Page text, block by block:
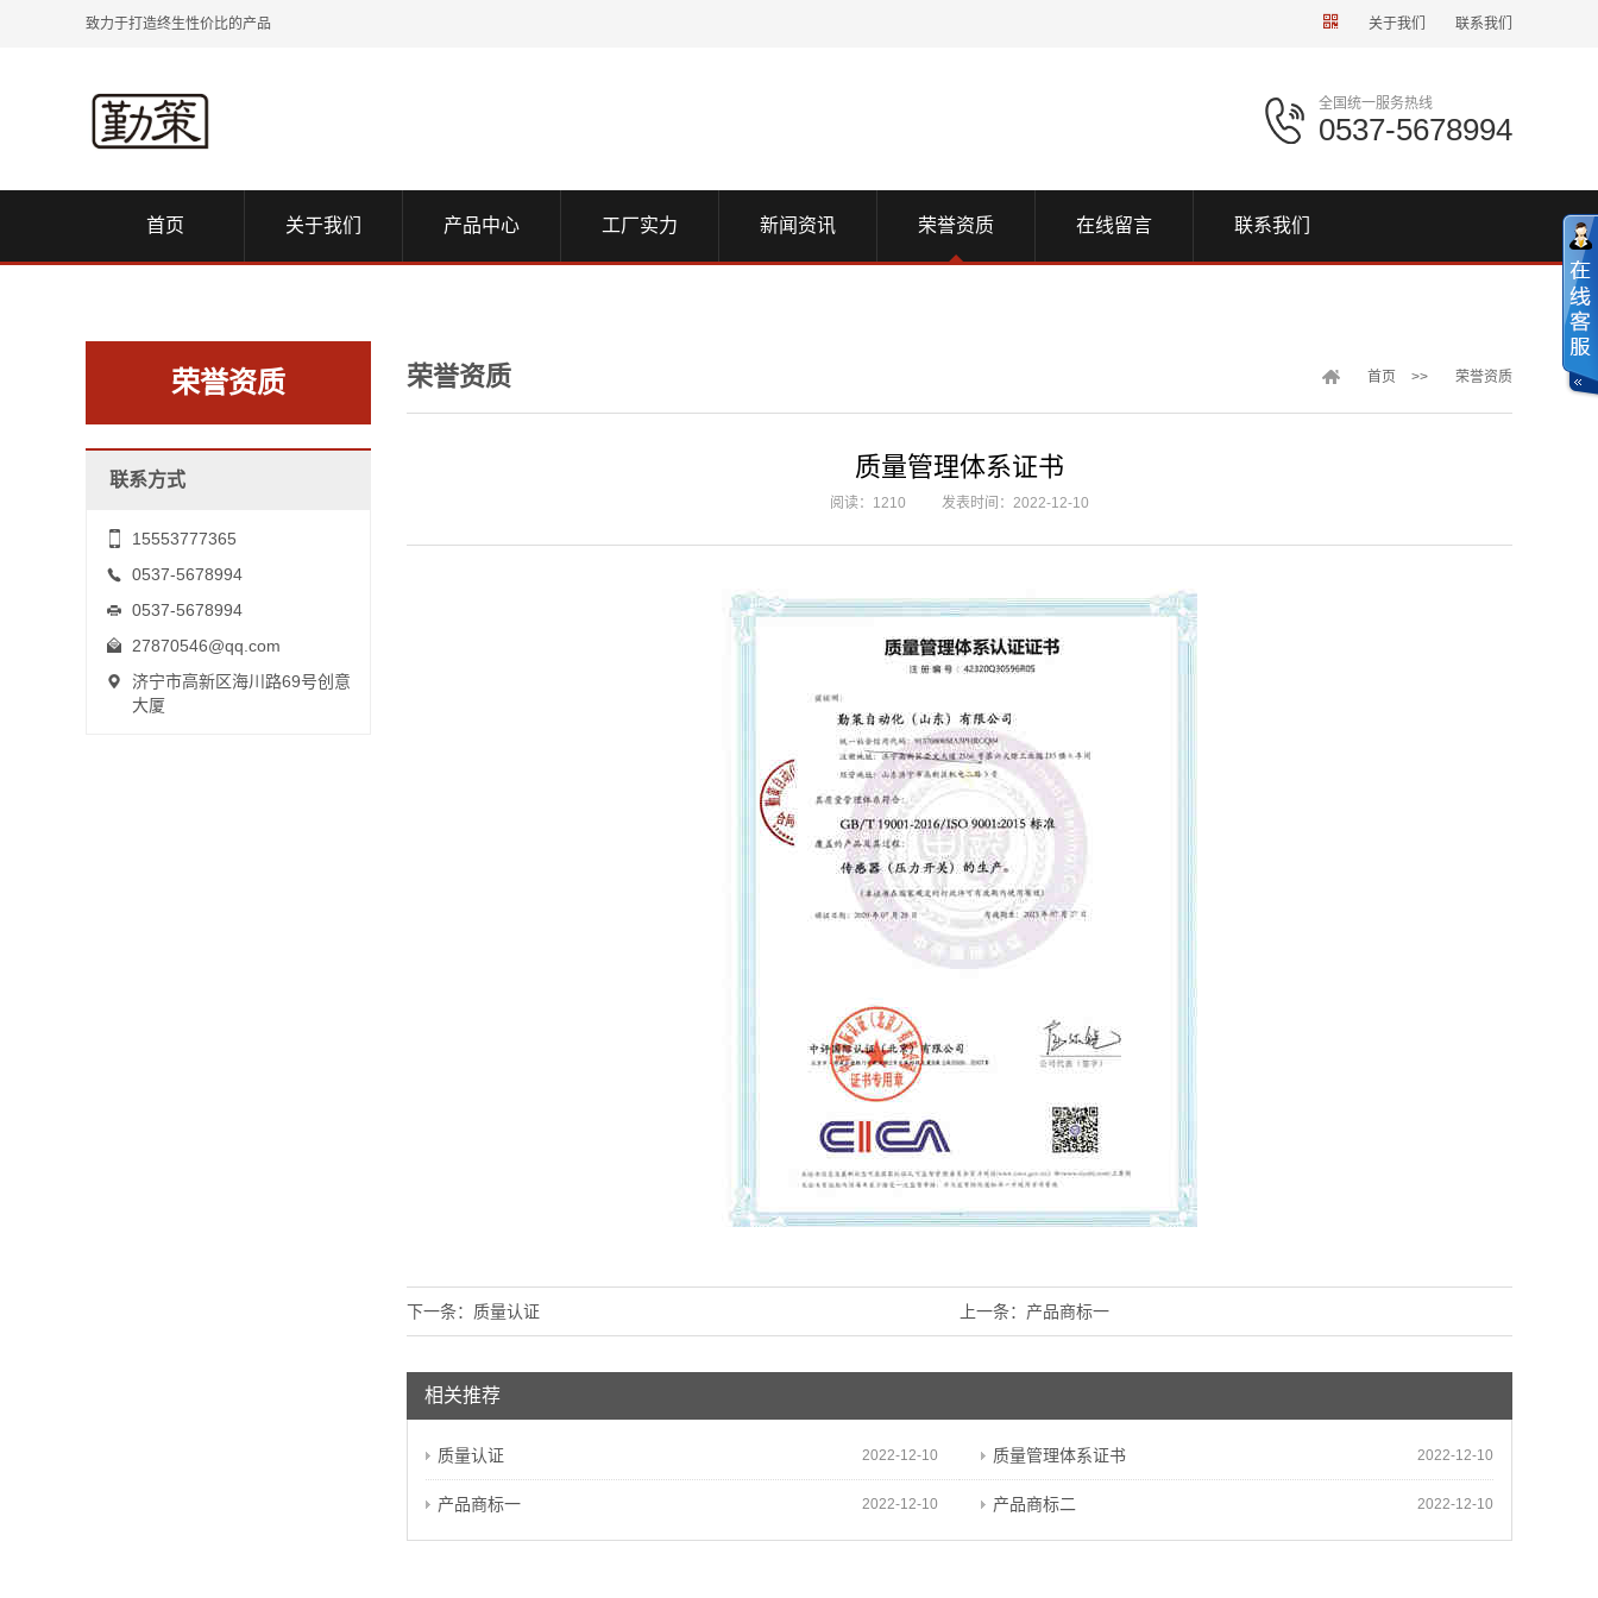
致力于打造终生性价比的产品 关于我们 联系我们
全国统一服务热线
0537-5678994
首页 关于我们 产品中心 工厂实力 新闻资讯 荣誉资质 在线留言 联系我们
荣誉资质
联系方式
15553777365
0537-5678994
0537-5678994
27870546@qq.com
济宁市高新区海川路69号创意
大厦
荣誉资质 首页 >> 荣誉资质
质量管理体系证书
阅读：1210 发表时间：2022-12-10
上一条： 产品商标一
下一条： 质量认证
相关推荐
2022-12-10
质量认证 2022-12-10
质量管理体系证书
2022-12-10
产品商标一 2022-12-10
产品商标二